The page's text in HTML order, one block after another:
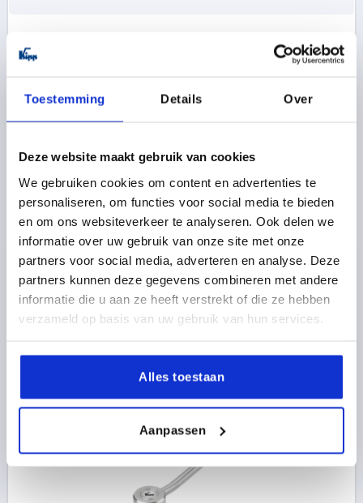
Toestemming Details Over
Deze website maakt gebruik van cookies
We gebruiken cookies om content en advertenties te
personaliseren, om functies voor social media te bieden
en om ons websiteverkeer te analyseren. Ook delen we
informatie over uw gebruik van onze site met onze
partners voor social media, adverteren en analyse. Deze
partners kunnen deze gegevens combineren met andere
informatie die u aan ze heeft verstrekt of die ze hebben
verzameld op basis van uw gebruik van hun services.
Alles toestaan
Aanpassen
K0129 15
SPANNHEBEL FLACH GR.2 M10X50, A=127, FORM:15°
EDELSTAHL 1.4305, KOMP:KUNSTSTOFF
GEWINDE=M10 GEWINDELÄNGE=50
FORM=15°
GRIFFLÄNGE=127
A2=15 D=19 D1=41
D2=30
D3=12
H=22 H1=2 H2=13,5 H3=26
H4=38
ZÄHNEZAHL =30
Bestellnummer: K0129.2102X50
DETAILS